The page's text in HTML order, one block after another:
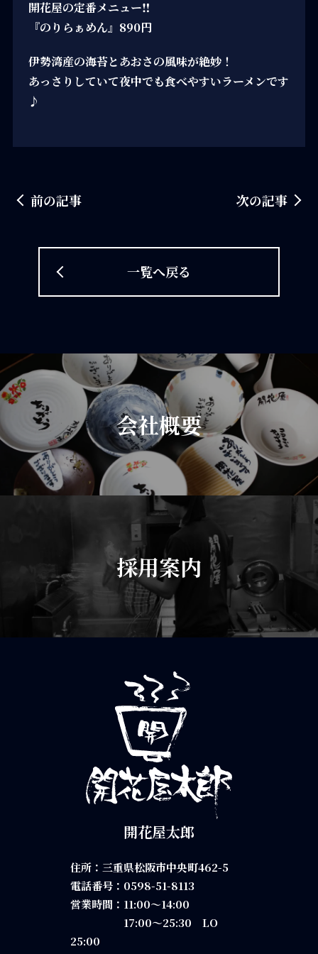
開花屋の定番メニュー‼️
『のりらぁめん』890円
伊勢湾産の海苔とあおさの風味が絶妙！
あっさりしていて夜中でも食べやすいラーメンです
♪
前の記事
一覧へ戻る
次の記事
会社概要
採用案内
開花屋太郎
住所：三重県松阪市中央町462-5
電話番号： 0598-51-8113
営業時間：11:00～14:00
17:00～25:30 LO
25:00